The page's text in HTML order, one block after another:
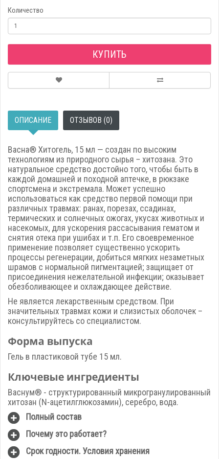
Количество
КУПИТЬ
ОПИСАНИЕ ОТЗЫВОВ (0)
Васна® Хитогель, 15 мл — cоздан по высоким
технологиям из природного сырья – хитозана. Это
натуральное средство достойно того, чтобы быть в
каждой домашней и походной аптечке, в рюкзаке
спортсмена и экстремала. Может успешно
использоваться как средство первой помощи при
различных травмах: ранах, порезах, ссадинах,
термических и солнечных ожогах, укусах животных и
насекомых, для ускорения рассасывания гематом и
снятия отека при ушибах и т.п. Его своевременное
применение позволяет существенно ускорить
процессы регенерации, добиться мягких незаметных
шрамов с нормальной пигментацией; защищает от
присоединения нежелательной инфекции; оказывает
обезболивающее и охлаждающее действие.
Не является лекарственным средством. При
значительных травмах кожи и слизистых оболочек –
консультируйтесь со специалистом.
Форма выпуска
Гель в пластиковой тубе 15 мл.
Ключевые ингредиенты
Васнум® - структурированный микрогранулированный
хитозан (N-ацетилглюкозамин), серебро, вода.
Полный состав
Почему это работает?
Срок годности. Условия хранения